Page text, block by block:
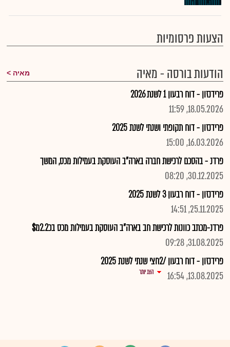
הצעות פרסומיות
הודעות בורסה - מאיה
מאיה
פרידנזון - דוח רבעון 1 לשנת 2026
18.05.2026, 11:59
פרידנזון - דוח תקופתי ושנתי לשנת 2025
16.03.2026, 15:00
פרדנ - בהסכם לרכישת חברה בארה"ב העוסקת בעמילות מכס, המשך
30.12.2025, 08:20
פרידנזון - דוח רבעון 3 לשנת 2025
25.11.2025, 14:51
פרדנ-מכתב כוונות לרכישת חב בארה"ב העוסקת בעמילות מכס בכ2.2מ$
31.08.2025, 09:28
פרידנזון - דוח רבעון /2חצי שנתי לשנת 2025
13.08.2025, 16:54
הצג יותר